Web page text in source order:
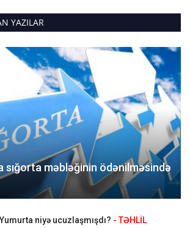
YAZILAR
sığorta məbləğinin ödənilməsində
Yumurta niyə ucuzlaşmışdı? - TƏHLİL